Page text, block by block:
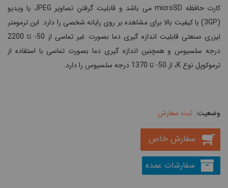
کارت حافظه microSD می باشد و قابلیت گرفتن تصاویر JPEG یا ویدیو
(3GP) با کیفیت بالا برای مشاهده بر روی رایانه شخصی را دارد. این ترمومتر
لیزری صنعتی قابلیت اندازه گیری دما بصورت غیر تماسی از 50- تا 2200
درجه سلسیوس و همچنین اندازه گیری دما بصورت تماسی با استفاده از
ترموکوپل نوع K، از 50- تا 1370 درجه سلسیوس را دارد.
ثبت سفارش
سفارش خاص
سفارشات عمده